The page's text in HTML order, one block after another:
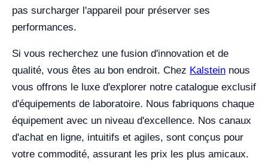
pas surcharger l'appareil pour préserver ses
performances.
Si vous recherchez une fusion d'innovation et de
qualité, vous êtes au bon endroit. Chez Kalstein nous
vous offrons le luxe d'explorer notre catalogue exclusif
d'équipements de laboratoire. Nous fabriquons chaque
équipement avec un niveau d'excellence. Nos canaux
d'achat en ligne, intuitifs et agiles, sont conçus pour
votre commodité, assurant les prix les plus amicaux.